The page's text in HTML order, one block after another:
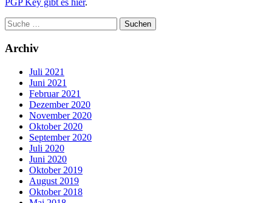
PGP Key gibt es hier.
Archiv
Juli 2021
Juni 2021
Februar 2021
Dezember 2020
November 2020
Oktober 2020
September 2020
Juli 2020
Juni 2020
Oktober 2019
August 2019
Oktober 2018